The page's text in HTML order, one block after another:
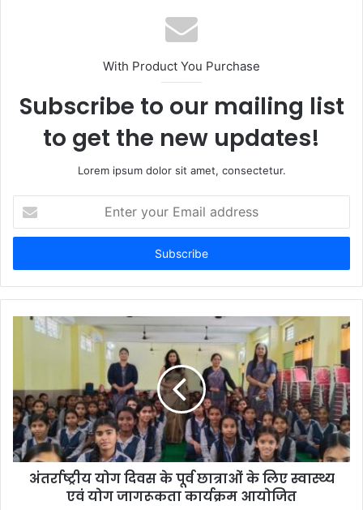
With Product You Purchase
Subscribe to our mailing list
to get the new updates!
Lorem ipsum dolor sit amet, consectetur.
your
Email
अंतर्राष्ट्रीय योग दिवस के पूर्व छात्राओं के लिए स्वास्थ्य
एवं योग जागरूकता कार्यक्रम आयोजित